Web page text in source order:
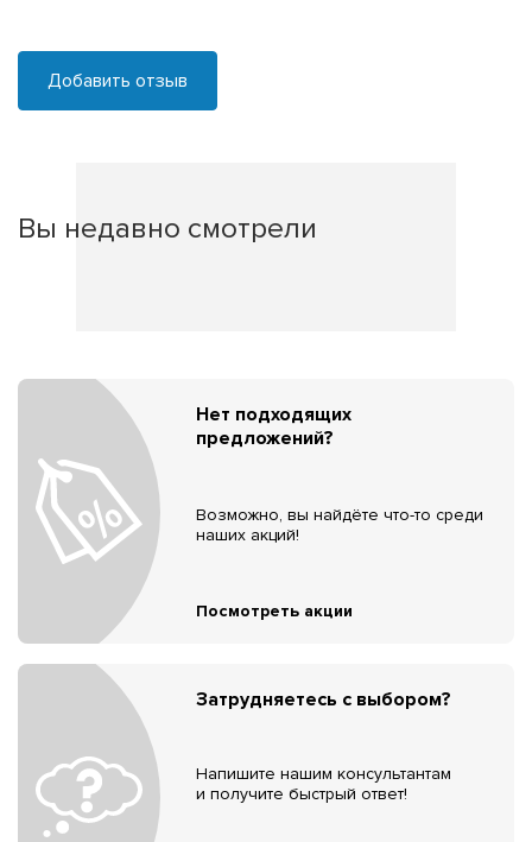
Добавить отзыв
Вы недавно смотрели
Нет подходящих
предложений?
Возможно, вы найдёте что-то среди
наших акций!
Посмотреть акции
Затрудняетесь с выбором?
Напишите нашим консультантам
и получите быстрый ответ!